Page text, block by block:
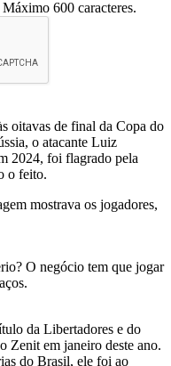
Máximo 600 caracteres.
oitavas de final da Copa do
o atacante Luiz
2024, foi flagrado pela
o feito.
mostrava os jogadores,
O negócio tem que jogar
da Libertadores e do
Zenit em janeiro deste ano.
do Brasil, ele foi ao